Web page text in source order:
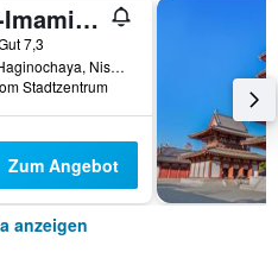
Shin-Imamiya Hotel
7,3
1-2-20, Haginochaya, Nishinari, Ōsaka, Japan
Stadtzentrum
Zum Angebot
anzeigen